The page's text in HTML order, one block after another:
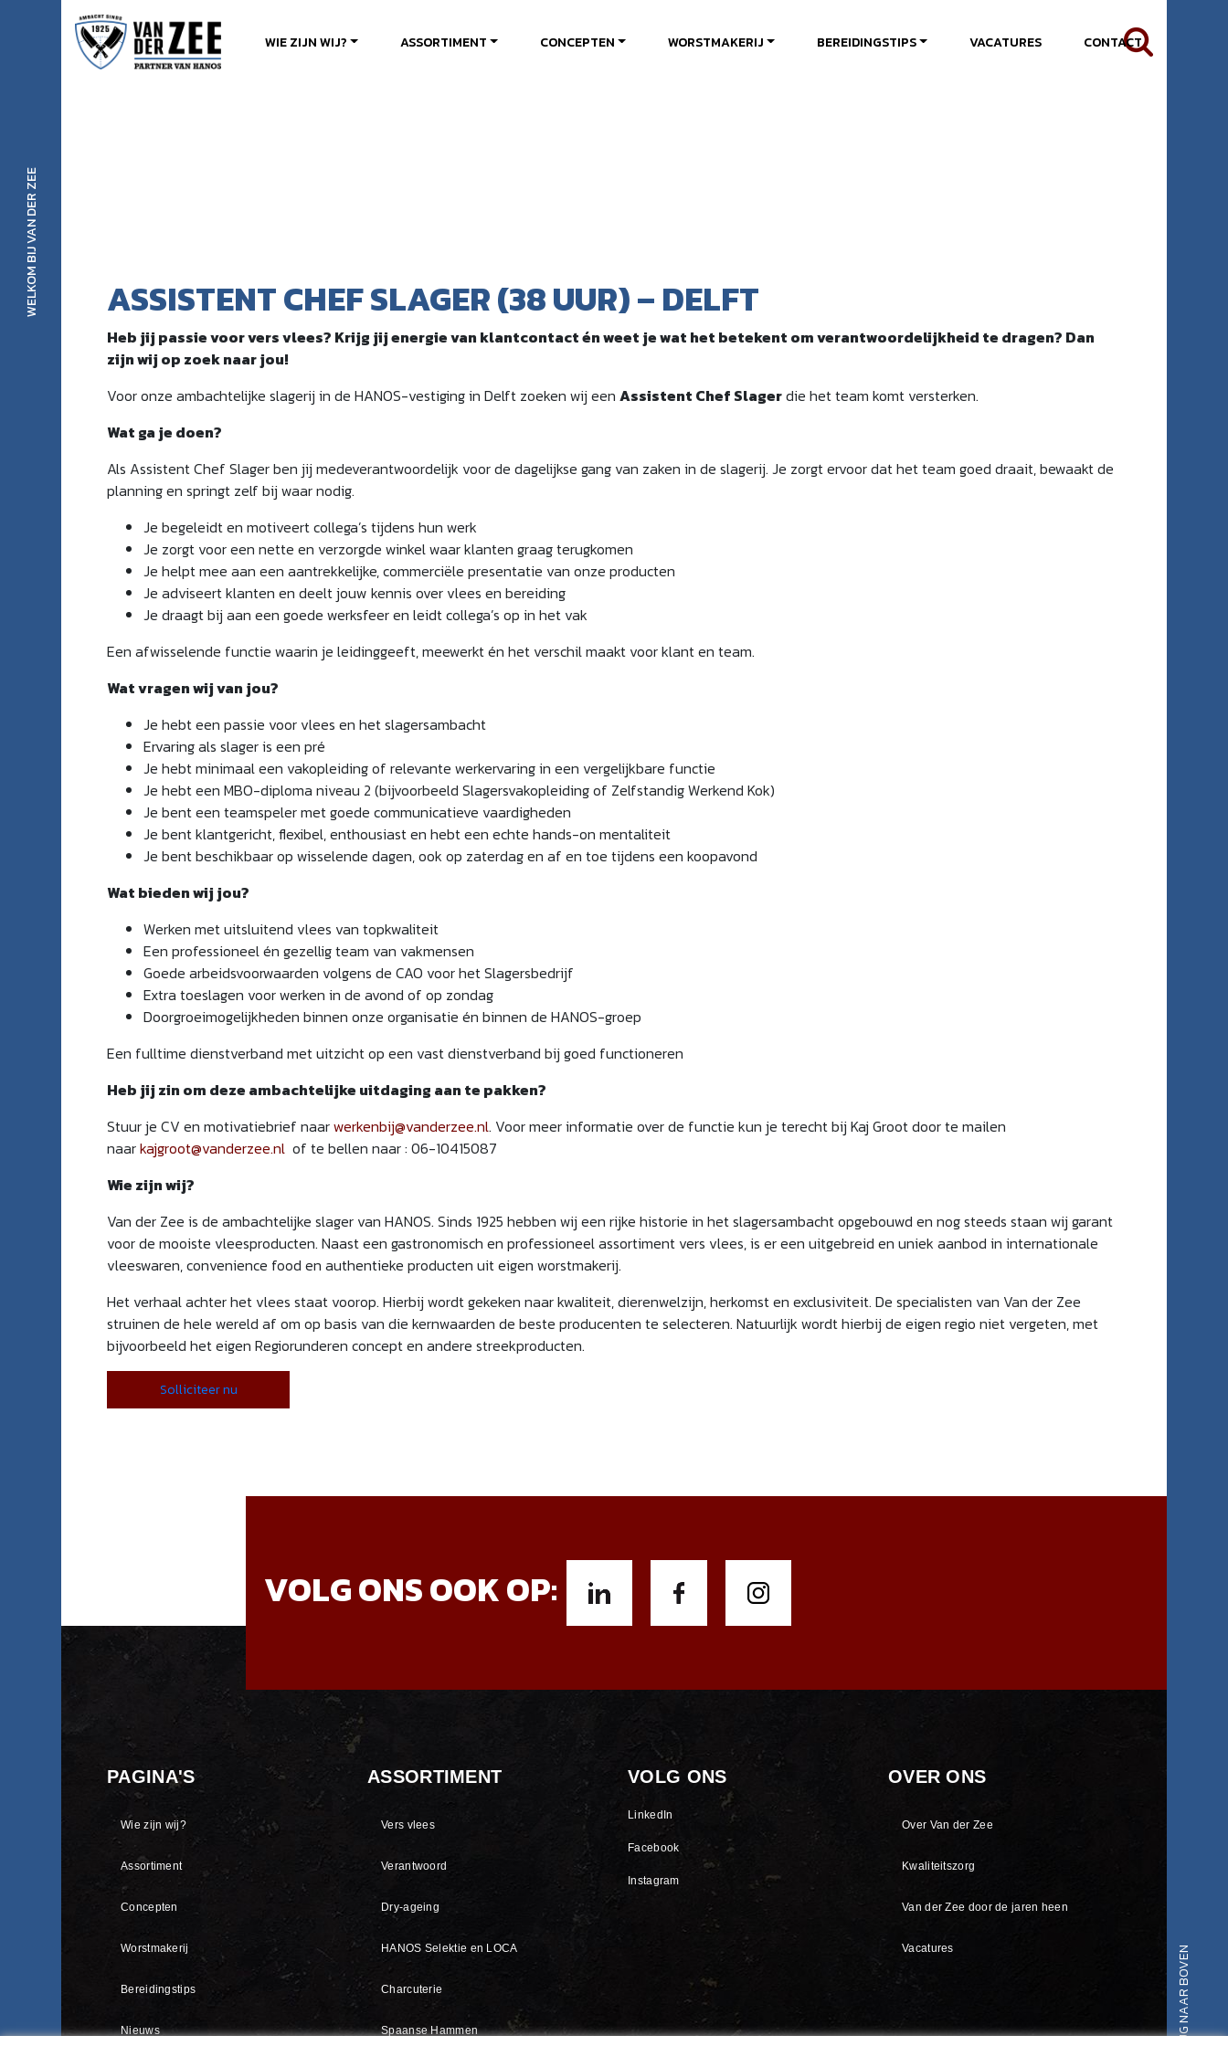
WELKOM BIJ VAN DER ZEE
Ambachtelijke Slager van der Zee
WIE ZIJN WIJ? ASSORTIMENT CONCEPTEN WORSTMAKERIJ BEREIDINGSTIPS VACATURES CONTACT
ASSISTENT CHEF SLAGER (38 UUR) – DELFT
Heb jij passie voor vers vlees? Krijg jij energie van klantcontact én weet je wat het betekent om verantwoordelijkheid te dragen? Dan
zijn wij op zoek naar jou!
Voor onze ambachtelijke slagerij in de HANOS-vestiging in Delft zoeken wij een Assistent Chef Slagerdie het team komt versterken.
Wat ga je doen?
Als Assistent Chef Slager ben jij medeverantwoordelijk voor de dagelijkse gang van zaken in de slagerij. Je zorgt ervoor dat het team goed draait, bewaakt de
planning en springt zelf bij waar nodig.
Je begeleidt en motiveert collega’s tijdens hun werk
Je zorgt voor een nette en verzorgde winkel waar klanten graag terugkomen
Je helpt mee aan een aantrekkelijke, commerciële presentatie van onze producten
Je adviseert klanten en deelt jouw kennis over vlees en bereiding
Je draagt bij aan een goede werksfeer en leidt collega’s op in het vak
Een afwisselende functie waarin je leidinggeeft, meewerkt én het verschil maakt voor klant en team.
Wat vragen wij van jou?
Je hebt een passie voor vlees en het slagersambacht
Ervaring als slager is een pré
Je hebt minimaal een vakopleiding of relevante werkervaring in een vergelijkbare functie
Je hebt een MBO-diploma niveau 2 (bijvoorbeeld Slagersvakopleiding of Zelfstandig Werkend Kok)
Je bent een teamspeler met goede communicatieve vaardigheden
Je bent klantgericht, flexibel, enthousiast en hebt een echte hands-on mentaliteit
Je bent beschikbaar op wisselende dagen, ook op zaterdag en af en toe tijdens een koopavond
Wat bieden wij jou?
Werken met uitsluitend vlees van topkwaliteit
Een professioneel én gezellig team van vakmensen
Goede arbeidsvoorwaarden volgens de CAO voor het Slagersbedrijf
Extra toeslagen voor werken in de avond of op zondag
Doorgroeimogelijkheden binnen onze organisatie én binnen de HANOS-groep
Een fulltime dienstverband met uitzicht op een vast dienstverband bij goed functioneren
Heb jij zin om deze ambachtelijke uitdaging aan te pakken?
Stuur je CV en motivatiebrief naarwerkenbij@vanderzee.nl. Voor meer informatie over de functie kun je terecht bij Kaj Groot door te mailen
naarkajgroot@vanderzee.nl of te bellen naar : 06-10415087
Wie zijn wij?
Van der Zee is de ambachtelijke slager van HANOS. Sinds 1925 hebben wij een rijke historie in het slagersambacht opgebouwd en nog steeds staan wij garant
voor de mooiste vleesproducten. Naast een gastronomisch en professioneel assortiment vers vlees, is er een uitgebreid en uniek aanbod in internationale
vleeswaren, convenience food en authentieke producten uit eigen worstmakerij.
Het verhaal achter het vlees staat voorop. Hierbij wordt gekeken naar kwaliteit, dierenwelzijn, herkomst en exclusiviteit. De specialisten van Van der Zee
struinen de hele wereld af om op basis van die kernwaarden de beste producenten te selecteren. Natuurlijk wordt hierbij de eigen regio niet vergeten, met
bijvoorbeeld het eigen Regiorunderen concept en andere streekproducten.
Solliciteer nu
VOLG ONS OOK OP:
PAGINA'S
Wie zijn wij?
Assortiment
Concepten
Worstmakerij
Bereidingstips
Nieuws
ASSORTIMENT
Vers vlees
Verantwoord
Dry-ageing
HANOS Selektie en LOCA
Charcuterie
Spaanse Hammen
VOLG ONS
LinkedIn
Facebook
Instagram
OVER ONS
Over Van der Zee
Kwaliteitszorg
Van der Zee door de jaren heen
Vacatures
TERUG NAAR
BOVEN